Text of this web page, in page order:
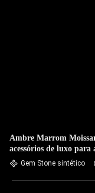
Ambre Marrom
acessórios de luxo para
Gem Stone sintético